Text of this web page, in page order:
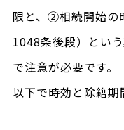
限と、②相続開始の
1048条後段）とい
で注意が必要です。
以下で時効と除籍期